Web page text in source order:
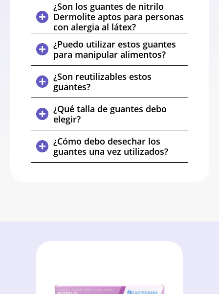
¿Son los guantes de nitrilo
Dermolite aptos para personas
con alergia al látex?
¿Puedo utilizar estos guantes
para manipular alimentos?
¿Son reutilizables estos
guantes?
¿Qué talla de guantes debo
elegir?
¿Cómo debo desechar los
guantes una vez utilizados?